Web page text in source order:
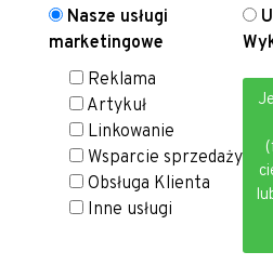
Nasze usługi
marketingowe
Reklama
Artykuł
Linkowanie
Wsparcie sprzedaży
Obsługa Klienta
Inne usługi